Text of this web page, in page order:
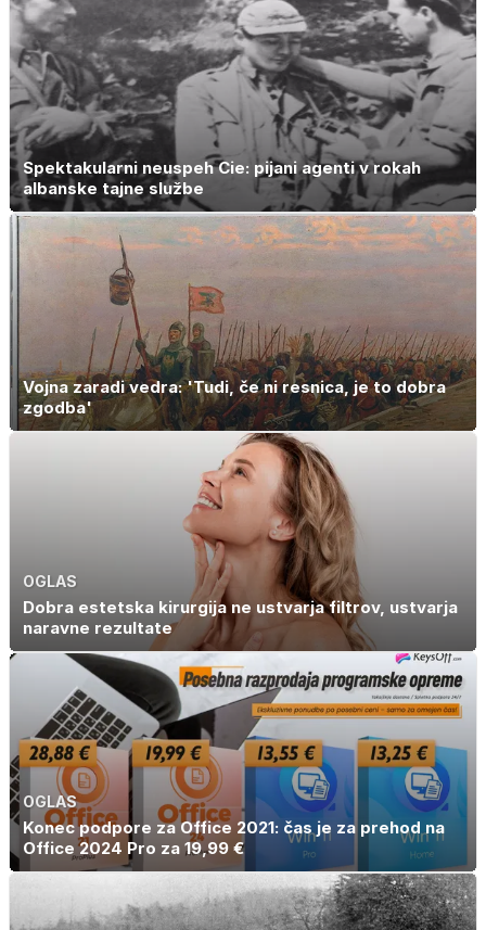
Spektakularni neuspeh Cie: pijani agenti v rokah
albanske tajne službe
Vojna zaradi vedra: 'Tudi, če ni resnica, je to dobra
zgodba'
OGLAS
Dobra estetska kirurgija ne ustvarja filtrov, ustvarja
naravne rezultate
OGLAS
Konec podpore za Office 2021: čas je za prehod na
Office 2024 Pro za 19,99 €